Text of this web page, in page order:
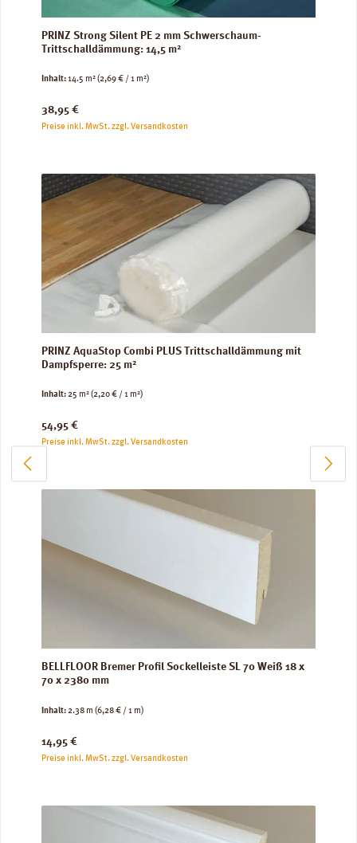
PRINZ Strong Silent PE 2 mm Schwerschaum-
Trittschalldämmung: 14,5 m²
Inhalt:14.5 m²(2,69 € / 1 m²)
Regulärer Preis:
38,95 €
Preise inkl. MwSt. zzgl. Versandkosten
PRINZ AquaStop Combi PLUS Trittschalldämmung mit
Dampfsperre: 25 m²
Inhalt:25 m²(2,20 € / 1 m²)
Regulärer Preis:
54,95 €
Preise inkl. MwSt. zzgl. Versandkosten
BELLFLOOR Bremer Profil Sockelleiste SL 70 Weiß 18 x
70 x 2380 mm
Inhalt:2.38 m (6,28 € / 1 m)
Regulärer Preis:
14,95 €
Preise inkl. MwSt. zzgl. Versandkosten